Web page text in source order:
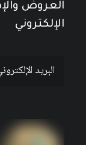
العروض
الإلكتروني